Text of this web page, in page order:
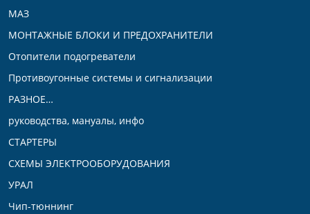
МАЗ
МОНТАЖНЫЕ БЛОКИ И ПРЕДОХРАНИТЕЛИ
Отопители подогреватели
Противоугонные системы и сигнализации
РАЗНОЕ…
руководства, мануалы, инфо
СТАРТЕРЫ
СХЕМЫ ЭЛЕКТРООБОРУДОВАНИЯ
УРАЛ
Чип-тюннинг